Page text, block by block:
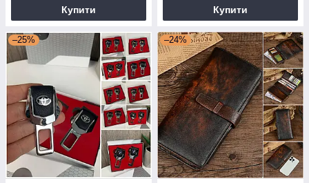
Купити Купити
–25% –24%